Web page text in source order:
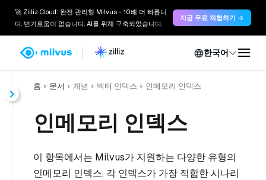
🚀 Zilliz Cloud: 완전 관리형 Milvus - 10배 더 빠릅니
다. 번거로움이 없습니다. AI를 위해 구축되었습니다.
지금 무료 체험하기 →
한국어
홈 문서 개념 벡터 인덱스 인메모리 인덱스
인메모리 인덱스
이 항목에서는 Milvus가 지원하는 다양한 유형의
인메모리 인덱스, 각 인덱스가 가장 적합한 시나리